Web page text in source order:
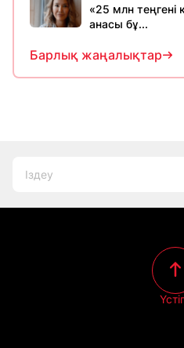
«25 млн теңгені
анасы бұ...
Барлық жаңалықтар